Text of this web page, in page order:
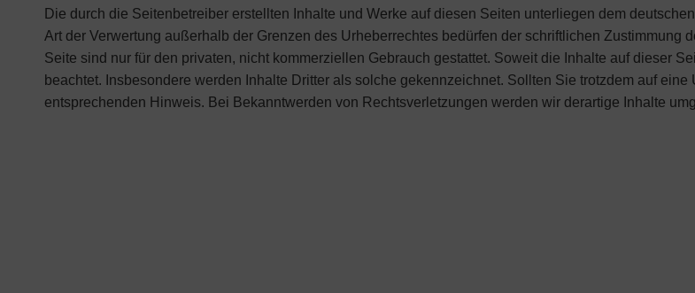
Die durch die Seitenbetreiber erstellten Inhalte und Werke auf diesen Seiten unterliegen dem
Art der Verwertung außerhalb der Grenzen des Urheberrechtes bedürfen der schriftlichen
Seite sind nur für den privaten, nicht kommerziellen Gebrauch gestattet. Soweit die Inhalte auf dieser
beachtet. Insbesondere werden Inhalte Dritter als solche gekennzeichnet. Sollten Sie trotzdem auf
entsprechenden Hinweis. Bei Bekanntwerden von Rechtsverletzungen werden wir derartige Inhalte